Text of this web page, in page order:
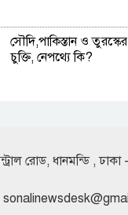
সৌদি,পাকিস্তান ও
চুক্তি, নেপথ্যে কি?
জুলাই স্মৃতি জাদুঘর
এনসিপি নেতারা
রোড, ধানমন্ডি ,